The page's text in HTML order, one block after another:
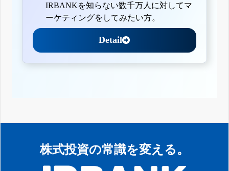
IRBANKを知らない数千万人に対してマ
ーケティングをしてみたい方。
Detail
株式投資の常識を変える。